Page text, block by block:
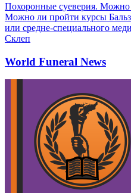
Похоронные суеверия.
Можно ли пройти курсы
или средне-специального
Склеп
World Funeral News